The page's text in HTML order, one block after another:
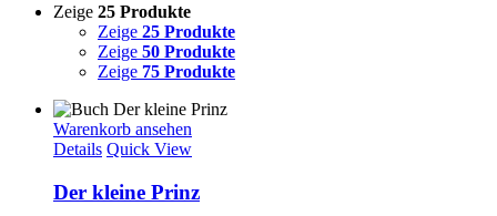
Zeige 25 Produkte
Zeige 25 Produkte
Zeige 50 Produkte
Zeige 75 Produkte
Warenkorb ansehen
Details Quick View
Der kleine Prinz